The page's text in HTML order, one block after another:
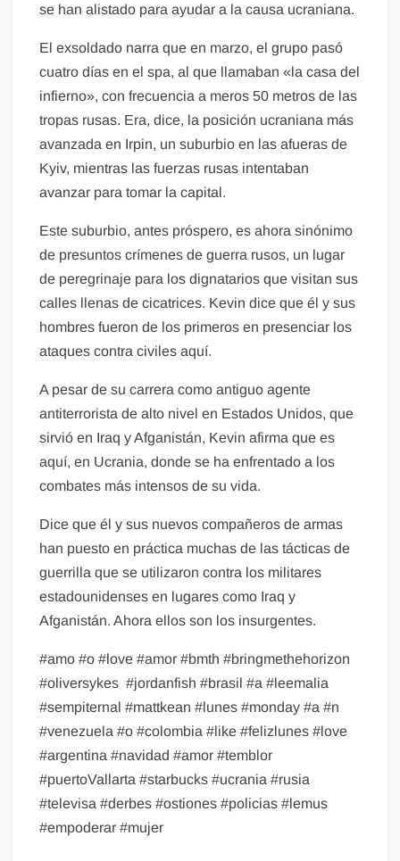
se han alistado para ayudar a la causa ucraniana.
El exsoldado narra que en marzo, el grupo pasó
cuatro días en el spa, al que llamaban «la casa del
infierno», con frecuencia a meros 50 metros de las
tropas rusas. Era, dice, la posición ucraniana más
avanzada en Irpin, un suburbio en las afueras de
Kyiv, mientras las fuerzas rusas intentaban
avanzar para tomar la capital.
Este suburbio, antes próspero, es ahora sinónimo
de presuntos crímenes de guerra rusos, un lugar
de peregrinaje para los dignatarios que visitan sus
calles llenas de cicatrices. Kevin dice que él y sus
hombres fueron de los primeros en presenciar los
ataques contra civiles aquí.
A pesar de su carrera como antiguo agente
antiterrorista de alto nivel en Estados Unidos, que
sirvió en Iraq y Afganistán, Kevin afirma que es
aquí, en Ucrania, donde se ha enfrentado a los
combates más intensos de su vida.
Dice que él y sus nuevos compañeros de armas
han puesto en práctica muchas de las tácticas de
guerrilla que se utilizaron contra los militares
estadounidenses en lugares como Iraq y
Afganistán. Ahora ellos son los insurgentes.
#amo #o #love #amor #bmth #bringmethehorizon
#oliversykes #jordanfish #brasil #a #leemalia
#sempiternal #mattkean #lunes #monday #a #n
#venezuela #o #colombia #like #felizlunes #love
#argentina #navidad #amor #temblor
#puertoVallarta #starbucks #ucrania #rusia
#televisa #derbes #ostiones #policias #lemus
#empoderar #mujer